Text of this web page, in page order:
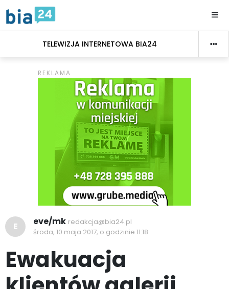
TELEWIZJA INTERNETOWA BIA24
E eve/mk redakcja@bia24.pl
środa, 10 maja 2017, o godzinie 11:18
Ewakuacja